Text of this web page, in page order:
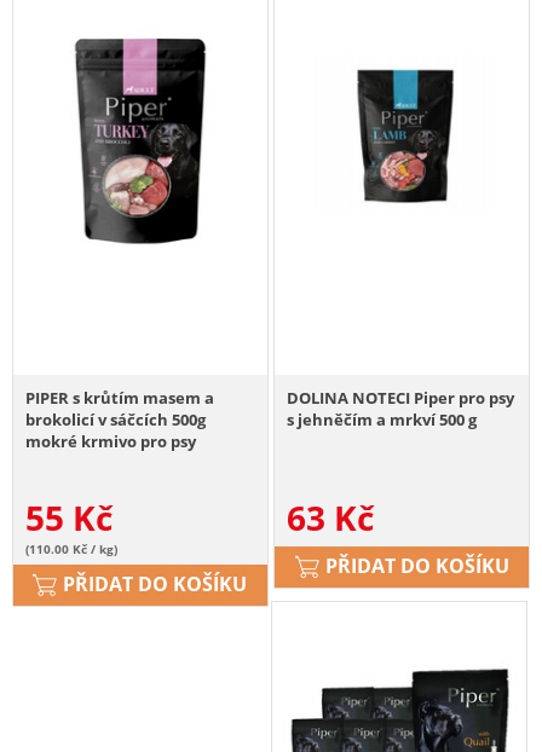
PIPER s krůtím masem a
brokolicí v sáčcích 500g
mokré krmivo pro psy
55 Kč
(110.00 Kč / kg)
PŘIDAT DO KOŠÍKU
DOLINA NOTECI Piper pro psy
s jehněčím a mrkví 500 g
63 Kč
PŘIDAT DO KOŠÍKU